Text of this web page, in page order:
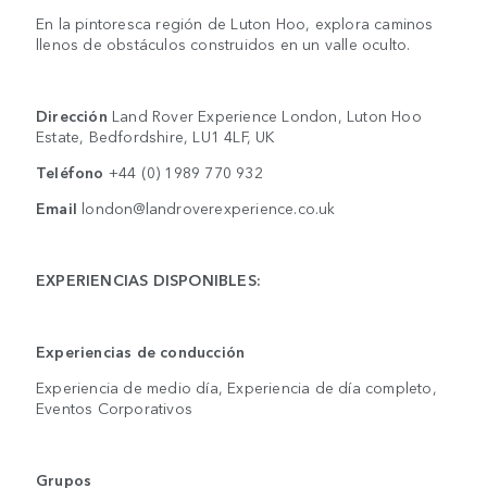
En la pintoresca región de Luton Hoo, explora caminos
llenos de obstáculos construidos en un valle oculto.
Dirección Land Rover Experience London, Luton Hoo
Estate, Bedfordshire, LU1 4LF, UK
Teléfono +44 (0) 1989 770 932
Email london@landroverexperience.co.uk
EXPERIENCIAS DISPONIBLES:
Experiencias de conducción
Experiencia de medio día, Experiencia de día completo,
Eventos Corporativos
Grupos